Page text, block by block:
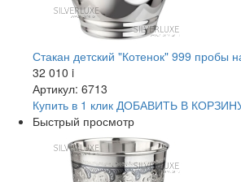
Стакан детский "Котенок" 999 пробы
32 010 i
Артикул: 6713
Купить в 1 клик ДОБАВИТЬ В
Быстрый просмотр